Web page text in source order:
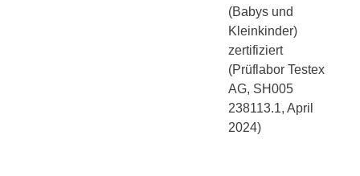
(Babys und
Kleinkinder)
zertifiziert
(Prüflabor Testex
AG, SH005
238113.1, April
2024)